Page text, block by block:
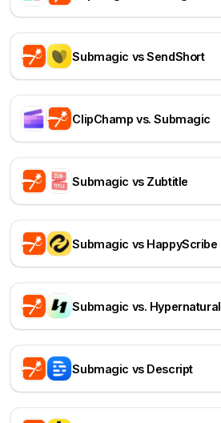
Submagic vs SendShort
ClipChamp vs. Submagic
Submagic vs Zubtitle
Submagic vs HappyScribe
Submagic vs. Hypernatural
Submagic vs Descript